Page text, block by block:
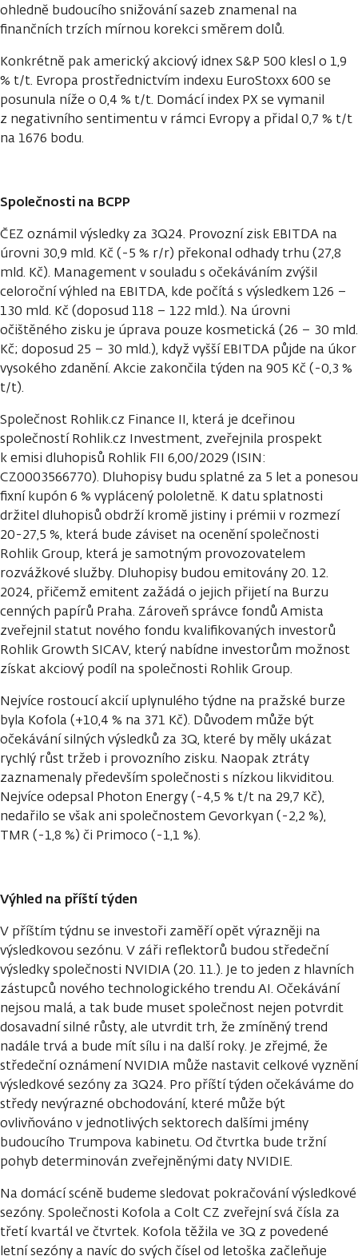
ohledně budoucího snižování sazeb znamenal na
finančních trzích mírnou korekci směrem dolů.
Konkrétně pak americký akciový idnex S&P 500 klesl o 1,9
% t/t. Evropa prostřednictvím indexu EuroStoxx 600 se
posunula níže o 0,4 % t/t. Domácí index PX se vymanil
z negativního sentimentu v rámci Evropy a přidal 0,7 % t/t
na 1676 bodu.
Společnosti na BCPP
ČEZ oznámil výsledky za 3Q24. Provozní zisk EBITDA na
úrovni 30,9 mld. Kč (-5 % r/r) překonal odhady trhu (27,8
mld. Kč). Management v souladu s očekáváním zvýšil
celoroční výhled na EBITDA, kde počítá s výsledkem 126 –
130 mld. Kč (doposud 118 – 122 mld.). Na úrovni
očištěného zisku je úprava pouze kosmetická (26 – 30 mld.
Kč; doposud 25 – 30 mld.), když vyšší EBITDA půjde na úkor
vysokého zdanění. Akcie zakončila týden na 905 Kč (-0,3 %
t/t).
Společnost Rohlik.cz Finance II, která je dceřinou
společností Rohlik.cz Investment, zveřejnila prospekt
k emisi dluhopisů Rohlik FII 6,00/2029 (ISIN:
CZ0003566770). Dluhopisy budu splatné za 5 let a ponesou
fixní kupón 6 % vyplácený pololetně. K datu splatnosti
držitel dluhopisů obdrží kromě jistiny i prémii v rozmezí
20-27,5 %, která bude záviset na ocenění společnosti
Rohlik Group, která je samotným provozovatelem
rozvážkové služby. Dluhopisy budou emitovány 20. 12.
2024, přičemž emitent zažádá o jejich přijetí na Burzu
cenných papírů Praha. Zároveň správce fondů Amista
zveřejnil statut nového fondu kvalifikovaných investorů
Rohlik Growth SICAV, který nabídne investorům možnost
získat akciový podíl na společnosti Rohlik Group.
Nejvíce rostoucí akcií uplynulého týdne na pražské burze
byla Kofola (+10,4 % na 371 Kč). Důvodem může být
očekávání silných výsledků za 3Q, které by měly ukázat
rychlý růst tržeb i provozního zisku. Naopak ztráty
zaznamenaly především společnosti s nízkou likviditou.
Nejvíce odepsal Photon Energy (-4,5 % t/t na 29,7 Kč),
nedařilo se však ani společnostem Gevorkyan (-2,2 %),
TMR (-1,8 %) či Primoco (-1,1 %).
Výhled na příští týden
V příštím týdnu se investoři zaměří opět výrazněji na
výsledkovou sezónu. V záři reflektorů budou středeční
výsledky společnosti NVIDIA (20. 11.). Je to jeden z hlavních
zástupců nového technologického trendu AI. Očekávání
nejsou malá, a tak bude muset společnost nejen potvrdit
dosavadní silné růsty, ale utvrdit trh, že zmíněný trend
nadále trvá a bude mít sílu i na další roky. Je zřejmé, že
středeční oznámení NVIDIA může nastavit celkové vyznění
výsledkové sezóny za 3Q24. Pro příští týden očekáváme do
středy nevýrazné obchodování, které může být
ovlivňováno v jednotlivých sektorech dalšími jmény
budoucího Trumpova kabinetu. Od čtvrtka bude tržní
pohyb determinován zveřejněnými daty NVIDIE.
Na domácí scéně budeme sledovat pokračování výsledkové
sezóny. Společnosti Kofola a Colt CZ zveřejní svá čísla za
třetí kvartál ve čtvrtek. Kofola těžila ve 3Q z povedené
letní sezóny a navíc do svých čísel od letoška začleňuje